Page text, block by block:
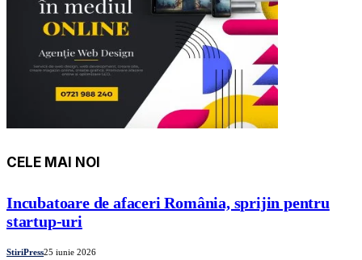
CELE MAI NOI
Incubatoare de afaceri România, sprijin pentru
startup-uri
StiriPress25 iunie 2026